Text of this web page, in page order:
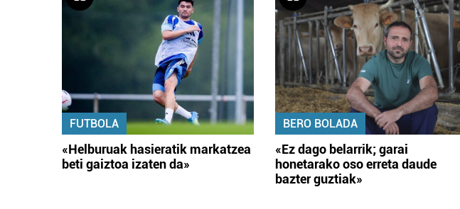
FUTBOLA
«Helburuak hasieratik markatzea
beti gaiztoa izaten da»
BERO BOLADA
«Ez dago belarrik; garai
honetarako oso erreta daude
bazter guztiak»